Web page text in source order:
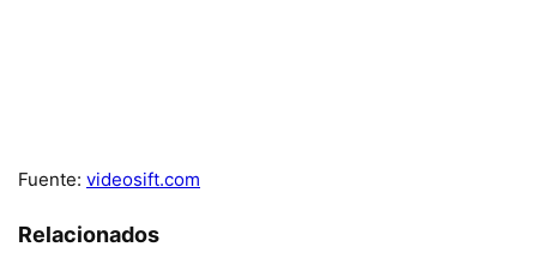
Fuente: videosift.com
Relacionados